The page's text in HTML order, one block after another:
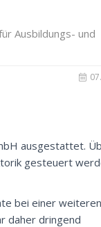
Ausbildungs- und
ausgestattet.
gesteuert
bei einer weiteren
daher dringend